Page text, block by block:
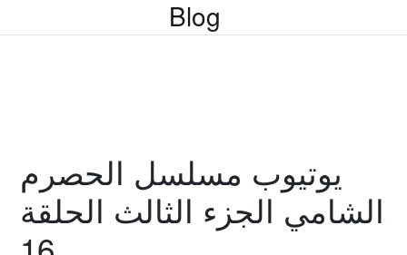
Blog
يوتيوب مسلسل الحصرم
الشامي الجزء الثالث الحلقة